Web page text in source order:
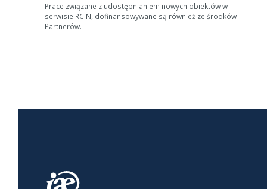
Prace związane z udostępnianiem nowych obiektów w
serwisie RCIN, dofinansowywane są również ze środków
Partnerów.